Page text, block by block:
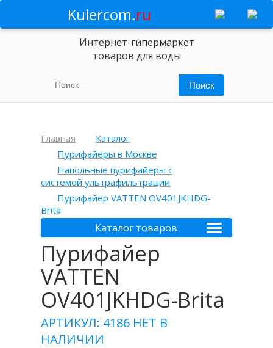
Kulercom.ru
Интернет-гипермаркет
товаров для воды
Главная
Каталог
Пурифайеры в Москве
Напольные пурифайеры с
системой ультрафильтрации
Пурифайер VATTEN OV401JKHDG-
Brita
Каталог товаров
Пурифайер
VATTEN
OV401JKHDG-Brita
АРТИКУЛ: 4186 НЕТ В
НАЛИЧИИ